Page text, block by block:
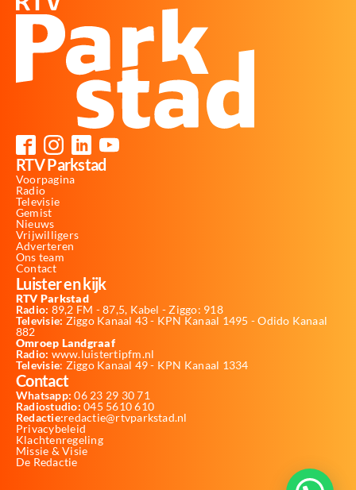
RTV Parkstad
Voorpagina
Radio
Televisie
Gemist
Nieuws
Vrijwilligers
Adverteren
Ons team
Contact
Luister en kijk
RTV Parkstad
Radio: 89,2 FM - 87,5, Kabel - Ziggo: 918
Televisie: Ziggo Kanaal 43 - KPN Kanaal 1495 - Odido Kanaal
882
Omroep Landgraaf
Radio: www.luistertipfm.nl
Televisie: Ziggo Kanaal 49 - KPN Kanaal 1334
Contact
Whatsapp: 06 23 29 30 71
Radiostudio: 045 5610 610
Redactie:redactie@rtvparkstad.nl
Privacybeleid
Klachtenregeling
Missie & Visie
De Redactie